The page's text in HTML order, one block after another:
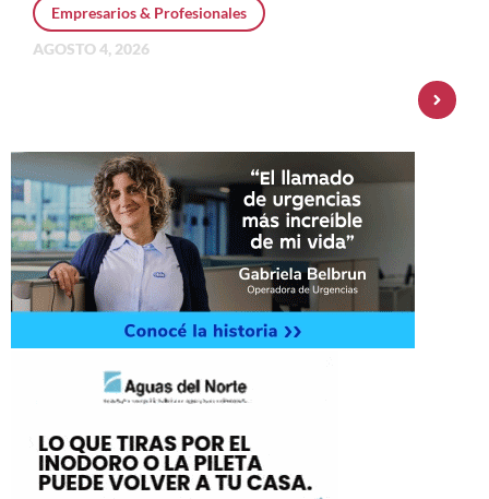
Empresarios & Profesionales
AGOSTO 4, 2026